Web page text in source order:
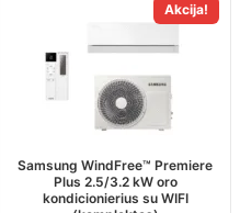
Akcija!
Samsung WindFree™ Premiere
Plus 2.5/3.2 kW oro
kondicionierius su WIFI
has
multiple
variants.
The
may
be